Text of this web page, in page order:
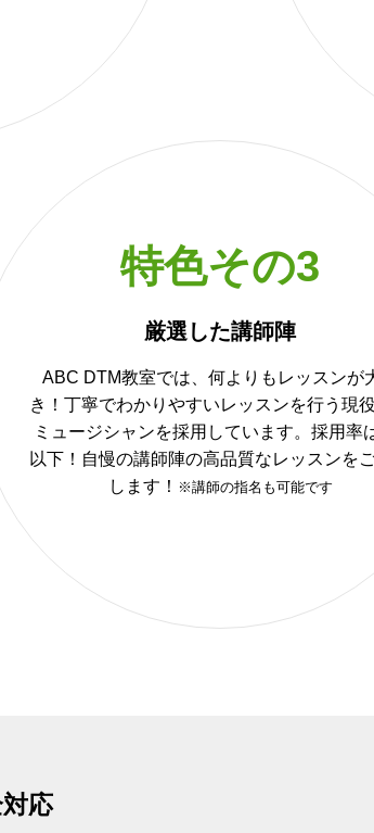
特色その3
厳選した講師陣
ABC DTM教室では、何よりもレッスンが
き！丁寧でわかりやすいレッスンを行う現
ミュージシャンを採用しています。採用率
以下！自慢の講師陣の高品質なレッスンを
します！ ※講師の指名も可能です
応